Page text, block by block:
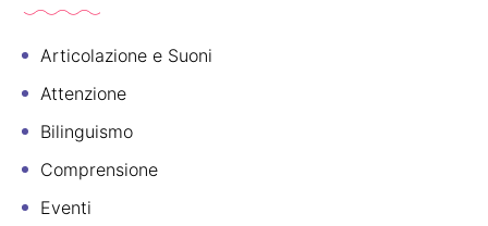
Articolazione e Suoni
Attenzione
Bilinguismo
Comprensione
Eventi